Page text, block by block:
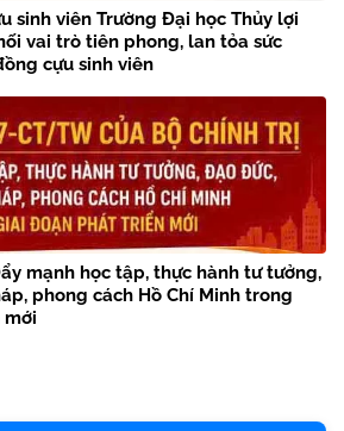
sinh viên Trường Đại học Thủy lợi
vai trò tiên phong, lan tỏa sức
cựu sinh viên
mạnh học tập, thực hành tư tưởng,
phong cách Hồ Chí Minh trong